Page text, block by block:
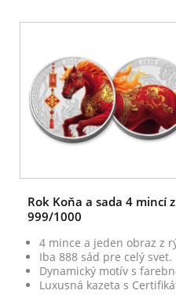
Rok Koňa a sada 4 mincí
999/1000
4 mince a jeden obraz z
Iba 888 sád pre celý svet.
Dynamický motív s
Luxusná kazeta s